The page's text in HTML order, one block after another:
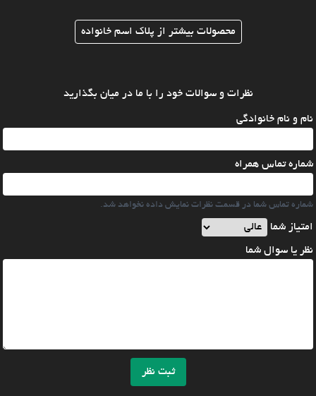
محصولات بیشتر از پلاک اسم خانواده
نظرات و سوالات خود را با ما در میان بگذارید
نام و نام خانوادگی
شماره تماس همراه
شماره تماس شما در قسمت نظرات نمایش داده نخواهد شد.
امتیاز شما
نظر یا سوال شما
ثبت نظر